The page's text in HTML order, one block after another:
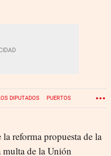
DIPUTADOS PUERTOS
reforma propuesta de la
multa de la Unión